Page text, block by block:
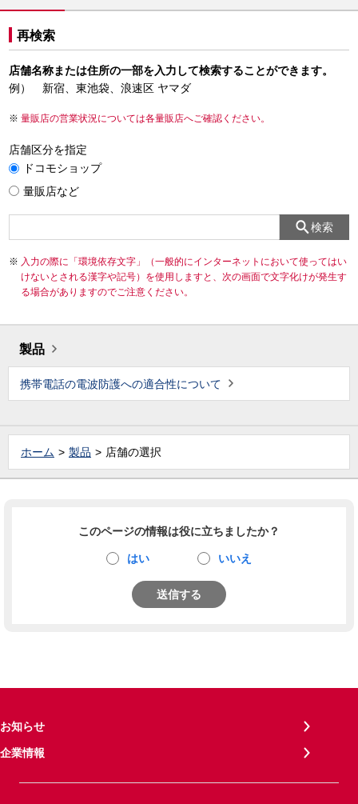
再検索
店舗名称または住所の一部を入力して検索することができます。
例） 新宿、東池袋、浪速区 ヤマダ
量販店の営業状況については各量販店へご確認ください。
店舗区分を指定
ドコモショップ
量販店など
検索
入力の際に「環境依存文字」（一般的にインターネットにおいて使ってはい
けないとされる漢字や記号）を使用しますと、次の画面で文字化けが発生す
る場合がありますのでご注意ください。
製品
携帯電話の電波防護への適合性について
ホーム 製品 店舗の選択
このページの情報は役に立ちましたか？
はい いいえ
送信する
お知らせ
企業情報